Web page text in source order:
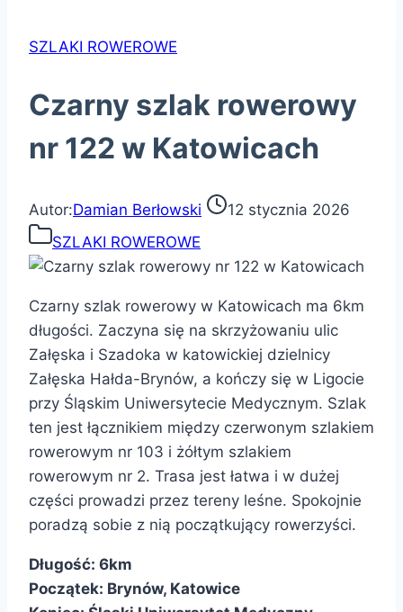
SZLAKI ROWEROWE
Czarny szlak rowerowy
nr 122 w Katowicach
Autor:Damian Berłowski
12 stycznia 2026
SZLAKI ROWEROWE
Czarny szlak rowerowy w Katowicach ma 6km
długości. Zaczyna się na skrzyżowaniu ulic
Załęska i Szadoka w katowickiej dzielnicy
Załęska Hałda-Brynów, a kończy się w Ligocie
przy Śląskim Uniwersytecie Medycznym. Szlak
ten jest łącznikiem między czerwonym szlakiem
rowerowym nr 103 i żółtym szlakiem
rowerowym nr 2. Trasa jest łatwa i w dużej
części prowadzi przez tereny leśne. Spokojnie
poradzą sobie z nią początkujący rowerzyści.
Długość: 6km
Początek: Brynów, Katowice